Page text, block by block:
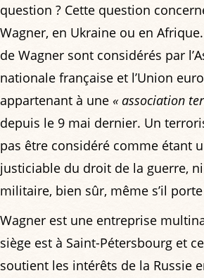
question ? Cette question
Wagner, en Ukraine ou en
de Wagner sont considérés par
nationale française et l’Union
appartenant à une « association
depuis le 9 mai dernier. Un
pas être considéré comme étant
justiciable du droit de la guerre,
militaire, bien sûr, même s’il
Wagner est une entreprise
siège est à Saint-Pétersbourg et
soutient les intérêts de la Russie